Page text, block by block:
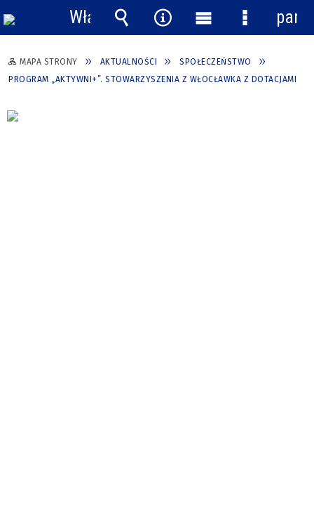
MAPA STRONY AKTUALNOŚCI
SPOŁECZEŃSTWO
PROGRAM „AKTYWNI+”. STOWARZYSZENIA Z WŁOCŁAWKA Z DOTACJAMI
Włącz
powiadomienia
Wyszukiwarka
Narzędzia
Menu
główne
Menu
panel